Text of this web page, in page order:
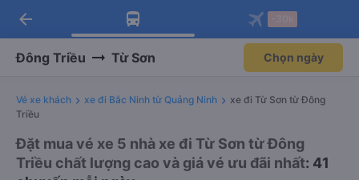
Tải app Vexere ngay!
Nhận ưu đãi thành viên độc
Mở app
Tải app Vexere
-30k/ghế khi đặt vé máy bay qua
Mở app
arrow_back
Đông Triều Từ Sơn Chọn ngày
Vé xe khách xe đi Bắc Ninh từ Quảng Ninh
xe đi Từ Sơn từ Đông
Triều
Đặt mua vé xe 5 nhà xe đi Từ Sơn từ Đông
Triều chất lượng cao và giá vé ưu đãi nhất: 41